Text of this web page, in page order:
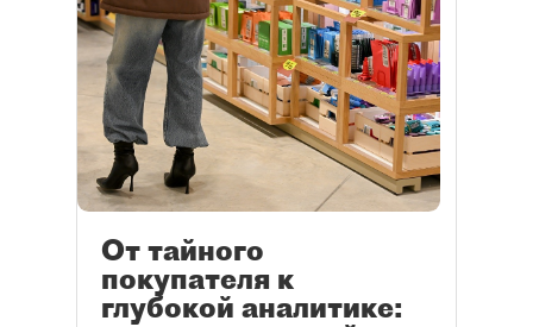
От тайного
покупателя к
глубокой аналитике: